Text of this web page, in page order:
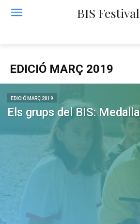
BIS Festival
EDICIÓ MARÇ 2019
EDICIÓ MARÇ 2019
Els grups del BIS: Medalla